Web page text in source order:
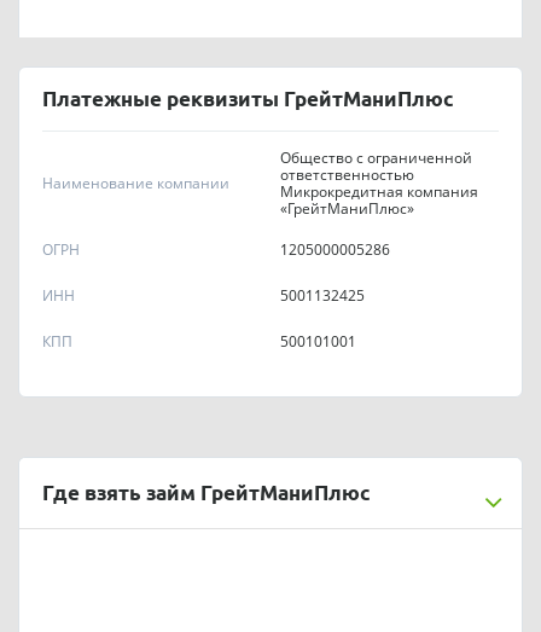
Платежные реквизиты ГрейтМаниПлюс
Наименование компании
Общество с ограниченной
ответственностью
Микрокредитная компания
«ГрейтМаниПлюс»
ОГРН
1205000005286
ИНН 5001132425
КПП 500101001
Где взять займ ГрейтМаниПлюс